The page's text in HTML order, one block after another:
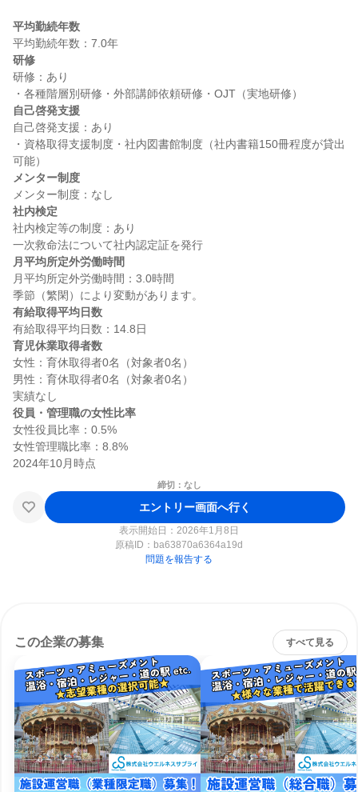
平均勤続年数
研修
研修：あり
自己啓発支援
自己啓発支援：あり
・資格取得支援制度・社内図書館制度（社内書籍150冊程度が貸出
メンター制度
社内検定
社内検定等の制度：あり
月平均所定外労働時間
月平均所定外労働時間：3.0時間
有給取得平均日数
育児休業取得者数
女性：育休取得者0名（対象者0名）
男性：育休取得者0名（対象者0名）
役員・管理職の女性比率
女性役員比率：0.5%
女性管理職比率：8.8%
締切：なし
エントリー画面へ行く
表示開始日：2026年1月8日
原稿ID： ba63870a6364a19d
問題を報告する
この企業の募集 すべて見る